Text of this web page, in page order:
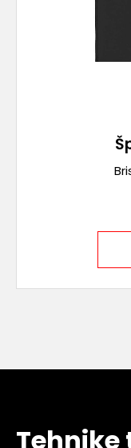
Tehnike